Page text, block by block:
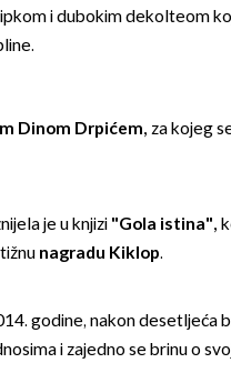
i dubokim dekolteom
Dinom Drpićem, za kojeg
je u knjizi "Gola istina",
nagradu Kiklop.
godine, nakon desetljeća
i zajedno se brinu o